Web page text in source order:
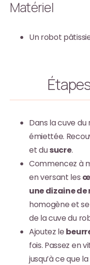
Matériel
Un robot
Dans la cuve
émiettée.
et dusucre.
Commencez à
en versant les
une dizaine
homogène et
de la cuve du
Ajoutez le
fois. Passez en
jusqu’à ce que